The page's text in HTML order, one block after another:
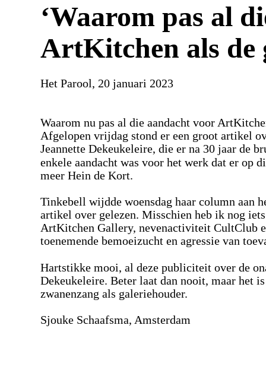
‘Waarom pas al
ArtKitchen als de
Het Parool, 20 januari 2023
Waarom nu pas al die aandacht voor
Afgelopen vrijdag stond er een groot artikel
Jeannette Dekeukeleire, die er na 30 jaar de
enkele aandacht was voor het werk dat er op
meer Hein de Kort.
Tinkebell wijdde woensdag haar column aan
artikel over gelezen. Misschien heb ik nog
ArtKitchen Gallery, nevenactiviteit CultClub
toenemende bemoeizucht en agressie van
Hartstikke mooi, al deze publiciteit over de
Dekeukeleire. Beter laat dan nooit, maar het
zwanenzang als galeriehouder.
Sjouke Schaafsma, Amsterdam